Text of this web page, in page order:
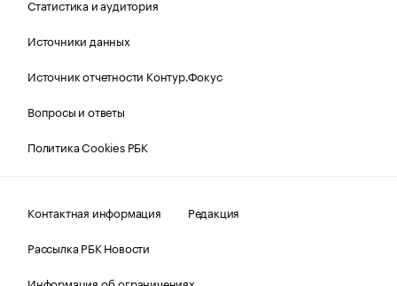
Статистика и аудитория
Источники данных
Источник отчетности Контур.Фокус
Вопросы и ответы
Политика Cookies РБК
Контактная информация
Редакция
Рассылка РБК Новости